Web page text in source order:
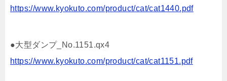
https://www.kyokuto.com/product/cat/cat1440.pdf
●大型ダンプ_No.1151.qx4
https://www.kyokuto.com/product/cat/cat1151.pdf